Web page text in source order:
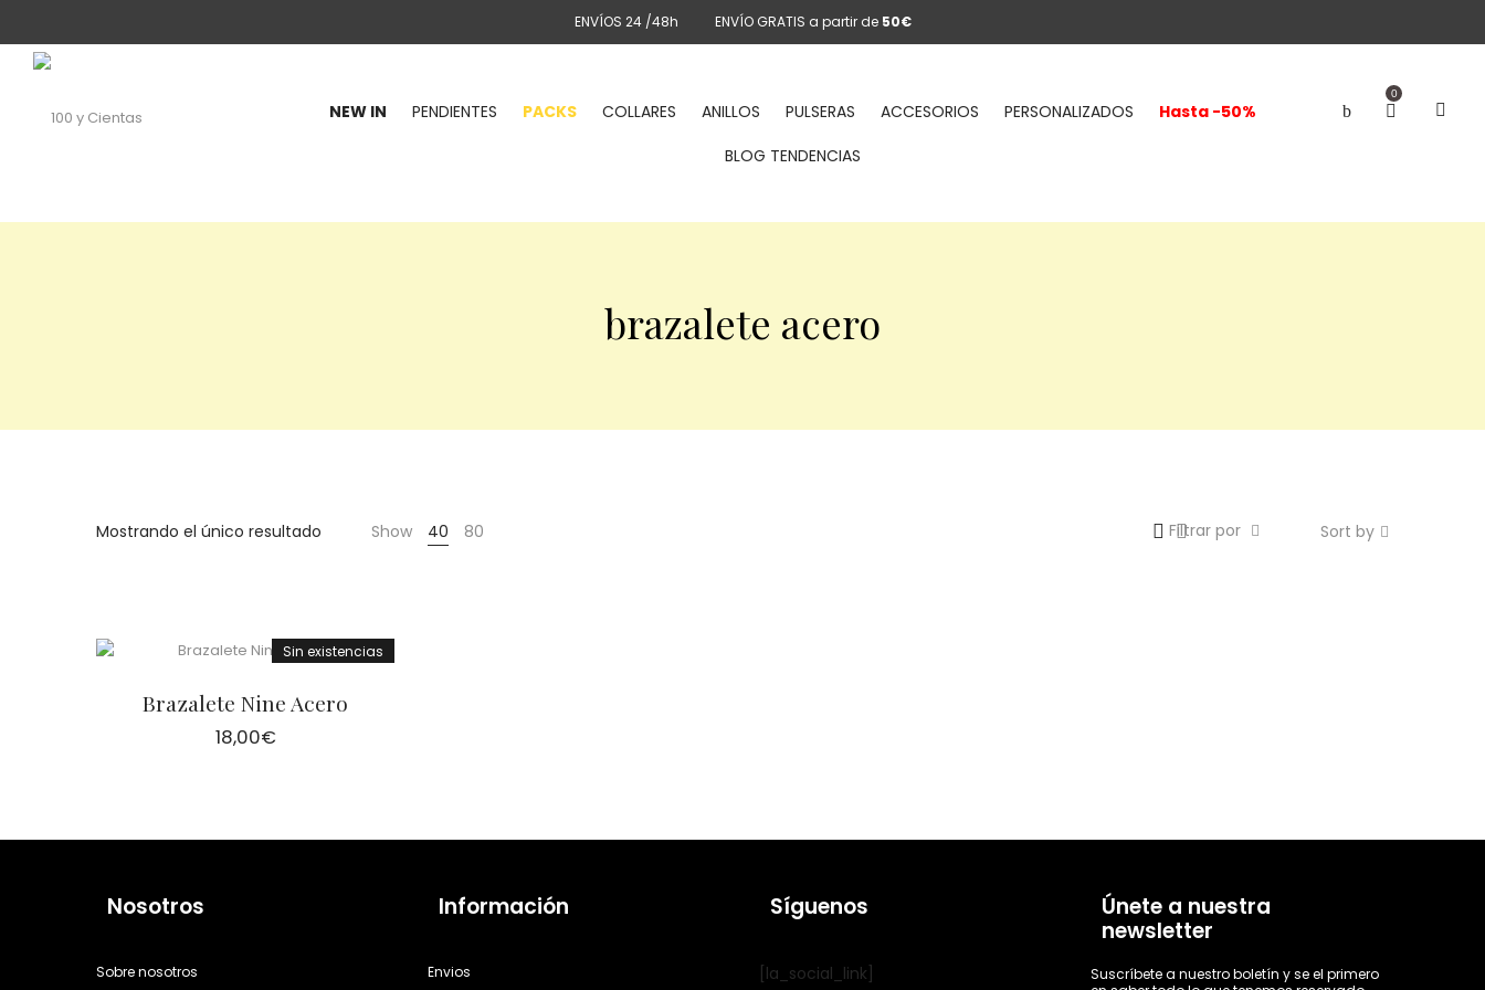
ENVÍOS 24 /48h ENVÍO GRATIS a partir de 50€
0
NEW IN PENDIENTES PACKS COLLARES ANILLOS PULSERAS ACCESORIOS PERSONALIZADOS
Hasta -50%
BLOG TENDENCIAS
brazalete acero
Mostrando el único resultado Show 40 80 Sort by
Filtrar por
Sin existencias
Brazalete Nine Acero
18,00€
Nosotros
Sobre nosotros
Información
Envios
Síguenos
[la_social_link]
Únete a nuestra
newsletter
Suscríbete a nuestro boletín y se el primero